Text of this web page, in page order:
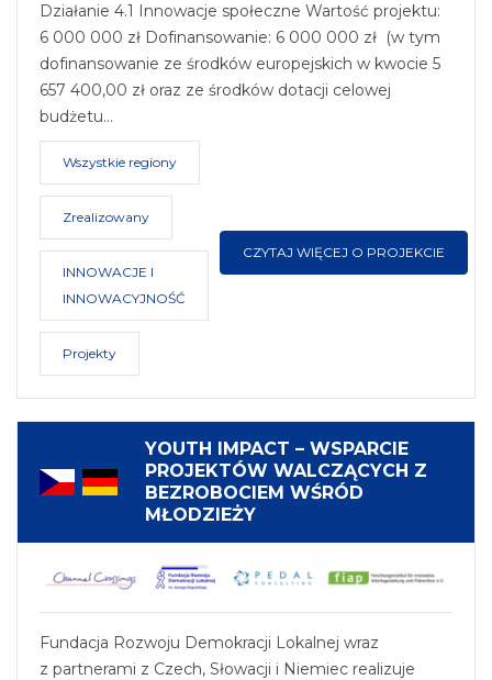
Działanie 4.1 Innowacje społeczne Wartość projektu:
6 000 000 zł Dofinansowanie: 6 000 000 zł (w tym
dofinansowanie ze środków europejskich w kwocie 5
657 400,00 zł oraz ze środków dotacji celowej
budżetu…
Wszystkie regiony
Zrealizowany
INNOWACJE I
INNOWACYJNOŚĆ
Projekty
CZYTAJ WIĘCEJ O PROJEKCIE
YOUTH IMPACT – WSPARCIE
PROJEKTÓW WALCZĄCYCH Z
BEZROBOCIEM WŚRÓD
MŁODZIEŻY
Fundacja Rozwoju Demokracji Lokalnej wraz
z partnerami z Czech, Słowacji i Niemiec realizuje